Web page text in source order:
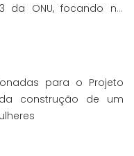
da ONU, focando no
para o Projeto
da construção de um